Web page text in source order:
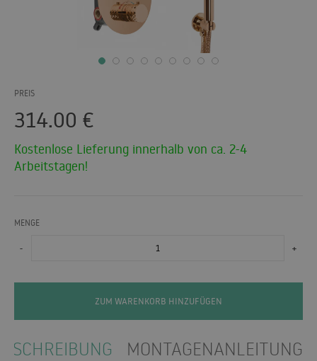
PREIS
314.00 €
Kostenlose Lieferung innerhalb von ca. 2-4
Arbeitstagen!
MENGE
- +
ZUM WARENKORB HINZUFÜGEN